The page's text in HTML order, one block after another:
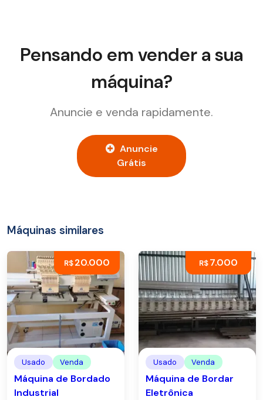
Pensando em vender a sua
máquina?
Anuncie e venda rapidamente.
Anuncie
Grátis
Máquinas similares
R$20.000
Usado Venda
Máquina de Bordado
Industrial
R$7.000
Usado Venda
Máquina de Bordar
Eletrônica